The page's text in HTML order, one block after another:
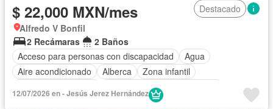
$ 22,000 MXN/mes
Destacado
Alfredo V Bonfil
2 Recámaras
2 Baños
Acceso para personas con discapacidad
Agua
Aire acondicionado
Alberca
Zona infantil
Circuito cerrado de televisión
Cocina integral
Electricidad
12/07/2026 en - Jesús Jerez Hernández